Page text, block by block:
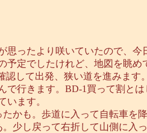
思ったより咲いていたので、
予定でしたけれど、地図を眺め
認して出発、狭い道を進みま
で行きます。BD-1買って割と
います。
かも。歩道に入って自転車を
少し戻って右折して山側に